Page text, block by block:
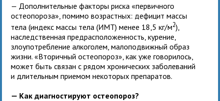
— Дополнительные факторы риска «первичного
остеопороза», помимо возрастных: дефицит массы
тела (индекс массы тела (ИМТ) менее 18,5 кг/м2),
наследственная предрасположенность, курение,
злоупотребление алкоголем, малоподвижный образ
жизни. «Вторичный остеопороз», как уже говорилось,
может быть связан с рядом хронических заболеваний
и длительным приемом некоторых препаратов.
— Как диагностируют остеопороз?